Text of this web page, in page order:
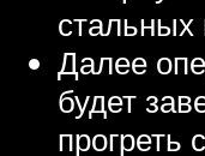
стальных
Далее
будет
прогреть